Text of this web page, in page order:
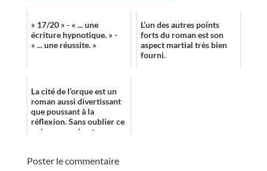
« 17/20 » - « ... une
écriture hypnotique. » -
« ... une réussite. »
L’un des autres points
forts du roman est son
aspect martial très bien
fourni.
La cité de l’orque est un
roman aussi divertissant
que poussant à la
réflexion. Sans oublier ce
qui, pour moi, est
Poster le commentaire